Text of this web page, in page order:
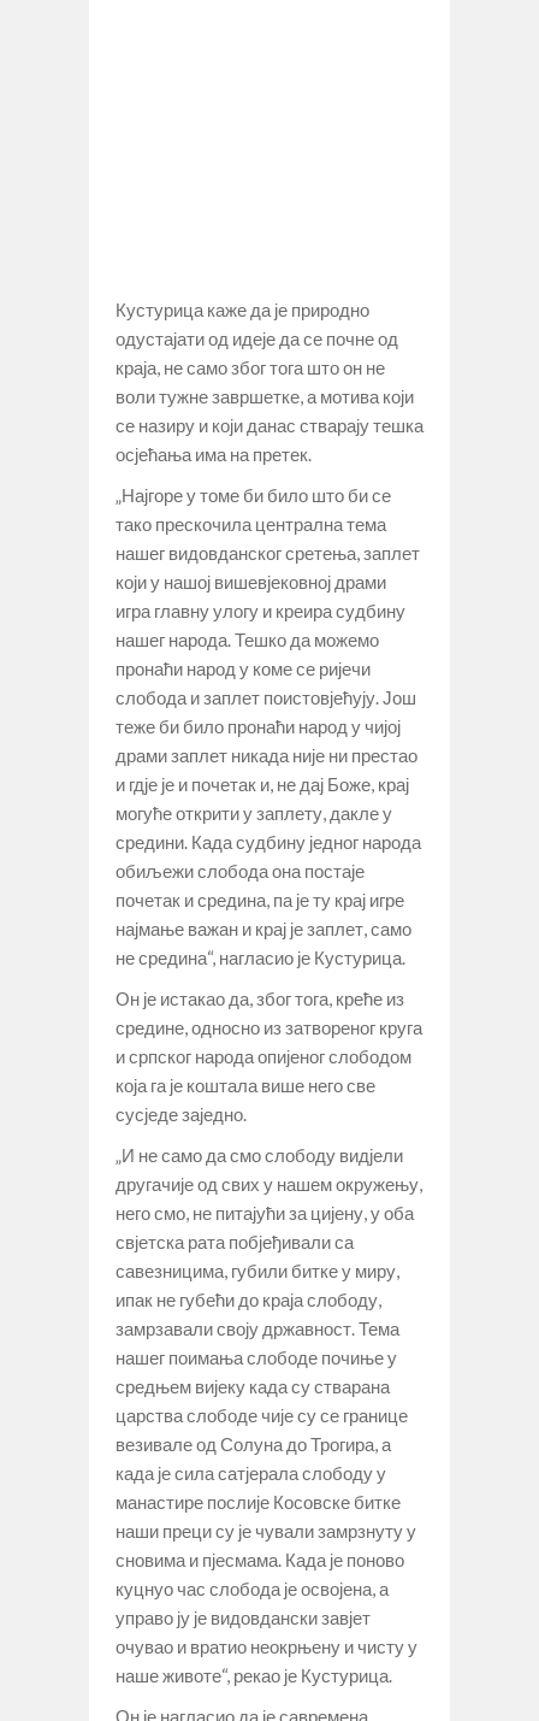
Кустурица каже да је природно
одустајати од идеје да се почне од
краја, не само због тога што он не
воли тужне завршетке, а мотива који
се назиру и који данас стварају тешка
осјећања има на претек.
„Најгоре у томе би било што би се
тако прескочила централна тема
нашег видовданског сретења, заплет
који у нашој вишевјековној драми
игра главну улогу и креира судбину
нашег народа. Тешко да можемо
пронаћи народ у коме се ријечи
слобода и заплет поистовјећују. Још
теже би било пронаћи народ у чијој
драми заплет никада није ни престао
и гдје је и почетак и, не дај Боже, крај
могуће открити у заплету, дакле у
средини. Када судбину једног народа
обиљежи слобода она постаје
почетак и средина, па је ту крај игре
најмање важан и крај је заплет, само
не средина“, нагласио је Кустурица.
Он је истакао да, због тога, креће из
средине, односно из затвореног круга
и српског народа опијеног слободом
која га је коштала више него све
сусједе заједно.
„И не само да смо слободу видјели
другачије од свих у нашем окружењу,
него смо, не питајући за цијену, у оба
свјетска рата побјеђивали са
савезницима, губили битке у миру,
ипак не губећи до краја слободу,
замрзавали своју државност. Тема
нашег поимања слободе почиње у
средњем вијеку када су стварана
царства слободе чије су се границе
везивале од Солуна до Трогира, а
када је сила сатјерала слободу у
манастире послије Косовске битке
наши преци су је чували замрзнуту у
сновима и пјесмама. Када је поново
куцнуо час слобода је освојена, а
управо ју је видовдански завјет
очувао и вратио неокрњену и чисту у
наше животе“, рекао је Кустурица.
Он је нагласио да је савремена